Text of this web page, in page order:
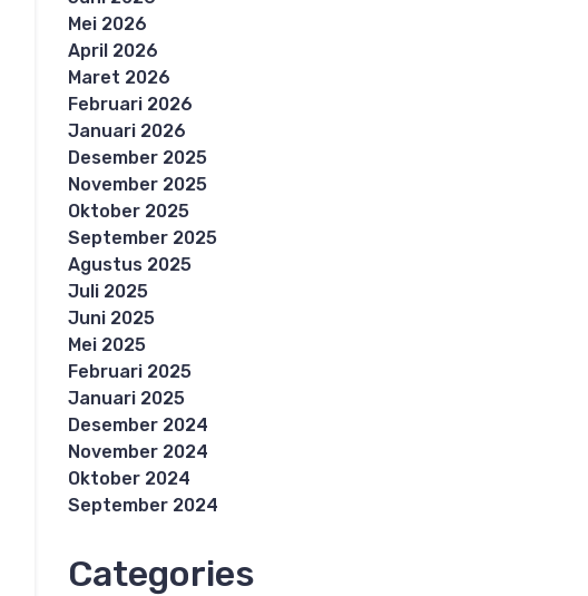
Mei 2026
April 2026
Maret 2026
Februari 2026
Januari 2026
Desember 2025
November 2025
Oktober 2025
September 2025
Agustus 2025
Juli 2025
Juni 2025
Mei 2025
Februari 2025
Januari 2025
Desember 2024
November 2024
Oktober 2024
September 2024
Categories